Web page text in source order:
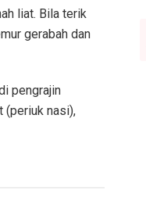
liat. Bila terik
gerabah dan
pengrajin
(periuk nasi),